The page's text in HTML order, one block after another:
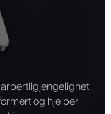
og hjelper